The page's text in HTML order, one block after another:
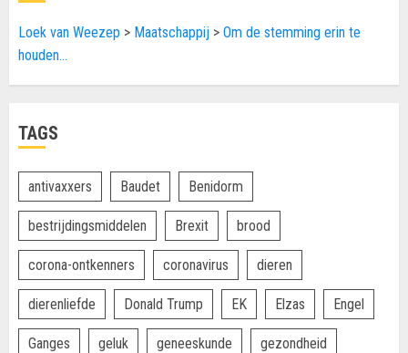
Loek van Weezep > Maatschappij > Om de stemming erin te
houden…
TAGS
antivaxxers Baudet Benidorm
bestrijdingsmiddelen Brexit brood
corona-ontkenners coronavirus dieren
dierenliefde Donald Trump EK Elzas Engel
Ganges geluk geneeskunde gezondheid